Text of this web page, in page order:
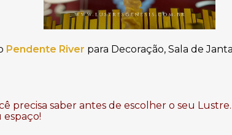
Pendente River para Decoração, Sala de
precisa saber antes de escolher o seu